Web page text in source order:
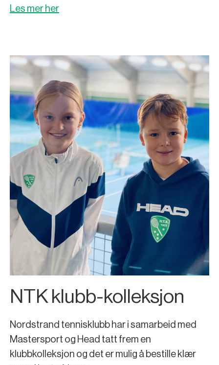
Les mer her
NTK klubb-kolleksjon
Nordstrand tennisklubb har i samarbeid med
Mastersport og Head tatt frem en
klubbkolleksjon og det er mulig å bestille klær